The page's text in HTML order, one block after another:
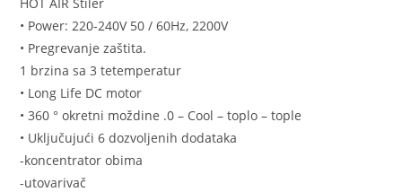
• Power: 220-240V 50 / 60Hz, 2200V
• Pregrevanje zaštita.
1 brzina sa 3 tetemperatur
• Long Life DC motor
• 360 ° okretni moždine .0 – Cool – toplo – tople
• Uključujući 6 dozvoljenih dodataka
-koncentrator obima
-utovarivač